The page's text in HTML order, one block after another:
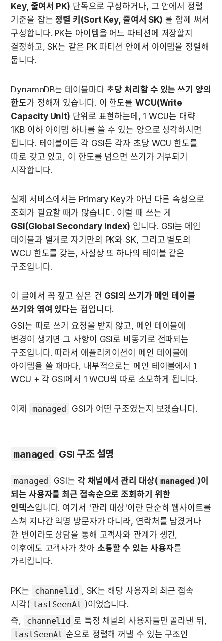
Key, 줄여서 PK) 단독으로 구성하거나, 그 안에서 정렬
기준을 잡는 정렬 키(Sort Key, 줄여서 SK) 를 함께 써서
구성합니다. PK는 아이템을 어느 파티션에 저장할지
결정하고, SK는 같은 PK 파티션 안에서 아이템을 정렬해
둡니다.
DynamoDB는 테이블마다 초당 처리할 수 있는 쓰기 양의
한도가 정해져 있습니다. 이 한도를 WCU(Write
Capacity Unit) 단위로 표현하는데, 1 WCU는 대략
1KB 이하 아이템 하나를 쓸 수 있는 양으로 생각하시면
됩니다. 테이블이든 각 GSI든 각자 초당 WCU 한도를
따로 갖고 있고, 이 한도를 넘으면 쓰기가 거부되기
시작합니다.
실제 서비스에서는 Primary Key가 아닌 다른 속성으로
GSI(Global Secondary Index) 입니다. GSI는 메인
테이블과 별개로 자기만의 PK와 SK, 그리고 별도의
WCU 한도를 갖는, 사실상 또 하나의 테이블 같은
구조입니다.
이 글에서 꼭 짚고 싶은 건 GSI의 쓰기가 메인 테이블
쓰기와 엮여 있다는 점입니다.
GSI는 따로 쓰기 요청을 받지 않고, 메인 테이블에
변경이 생기면 그 사항이 GSI로 비동기로 전파되는
구조입니다. 따라서 애플리케이션이 메인 테이블에
아이템을 쓸 때마다, 내부적으로는 메인 테이블에서 1
WCU + 각 GSI에서 1 WCU씩 따로 소모하게 됩니다.
이제 managed GSI가 어떤 구조였는지 보겠습니다.
managed GSI 구조 설명
managed GSI는 각 채널에서 관리 대상( managed )이
되는 사용자를 최근 접속순으로 조회하기 위한
인덱스입니다. 여기서 '관리 대상'이란 단순히 웹사이트를
스쳐 지나간 익명 방문자가 아니라, 연락처를 남겼거나
한 번이라도 상담을 통해 고객사와 관계가 생긴,
이후에도 고객사가 찾아 소통할 수 있는 사용자를
가리킵니다.
PK는 channelId , SK는 해당 사용자의 최근 접속
시각( lastSeenAt )이었습니다.
즉,
channelId
lastSeenAt 순으로 정렬해 꺼낼 수 있는 구조인